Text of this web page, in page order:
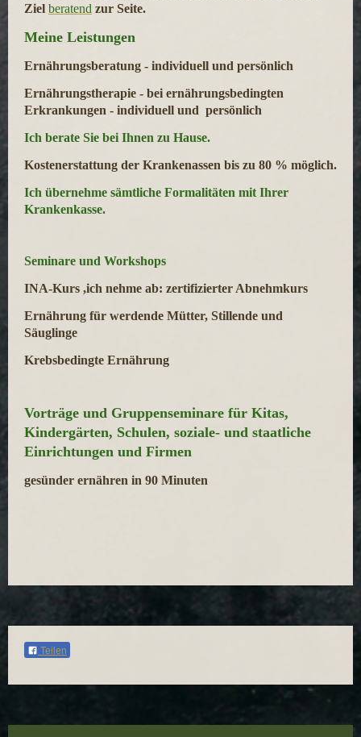
Ziel beratend zur Seite.
Meine Leistungen
Ernährungsberatung - individuell und persönlich
Ernährungstherapie - bei ernährungsbedingten
Erkrankungen - individuell und persönlich
Ich berate Sie bei Ihnen zu Hause.
Kostenerstattung der Krankenassen bis zu 80 % möglich.
Ich übernehme sämtliche Formalitäten mit Ihrer
Krankenkasse.
Seminare und Workshops
INA-Kurs ,ich nehme ab: zertifizierter Abnehmkurs
Ernährung für werdende Mütter, Stillende und
Säuglinge
Krebsbedingte Ernährung
Vorträge und Gruppenseminare für Kitas,
Kindergärten, Schulen, soziale- und staatliche
Einrichtungen und Firmen
gesünder ernähren in 90 Minuten
Teilen